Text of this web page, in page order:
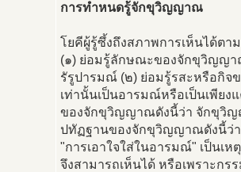
การทำหนดรู้จักขุวิญญาณ
โยคีผู้รู้ซึ้งถึงสภาพการเห็นได้ต
(๑) ย่อมรู้ลักษณะของจักขุวิญญา
รัรูปารมณ์ (๒) ย่อมรู้รสะหรือกิจ
เท่านั้นเป็นอารมณ์หรือเป็นเพียง
ของจักขุวิญญาณดังนี้ว่า จักขุวิ
ปทัฏฐานของจักขุวิญญาณดังนี้ว่
"การเอาใจใส่ในอารมณ์" เป็นเ
จึงสามารถเห็นได้ หรือเพราะก